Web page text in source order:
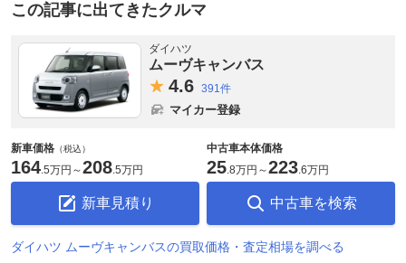
この記事に出てきたクルマ
ダイハツ
ムーヴキャンバス
4.6 391件
マイカー登録
新車価格 （税込）
164.5万円 ～208.5万円
新車見積り
中古車本体価格
25.8万円 ～223.6万円
中古車を検索
ダイハツ ムーヴキャンバスの買取価格・査定相場を調べる